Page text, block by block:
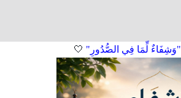
"وَشِفَاءٌ لِّمَا فِي الصُّدُورِ" 🤍